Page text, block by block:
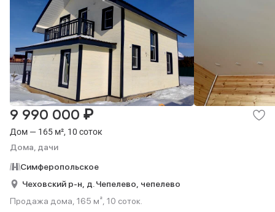
Дом — 165 м², 10 соток
Дома, дачи
9 990 000 ₽
Симферопольское
Чеховский р-н, д. Чепелево, чепелево
Продажа дома, 165 м², 10 соток.